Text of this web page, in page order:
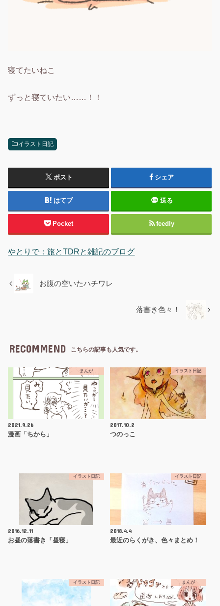
寝てたいねこ
ずっと寝ていたい……！！
イラスト日記
ポスト シェア
はてブ 送る
Pocket feedly
やとりで：旅とTDRと雑記のブログ
お腹の空いたハチワレ
落書き色々！
RECOMMEND こちらの記事も人気です。
まんが
2021.9.26
漫画「ちから」
イラスト日記
2017.10.2
つのっこ
イラスト日記
2016.12.11
お昼の落書き「昼寝」
イラスト日記
2018.4.4
最近のらくがき、色々まとめ！
イラスト日記 まんが